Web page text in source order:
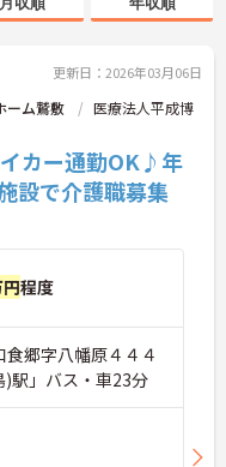
更新日：2026年03月06日
ーム鷲敷
医療法人平成博
イカー通勤OK♪年
設で介護職募集
程度
郷字八幡原４４４
)駅」バス・車23分